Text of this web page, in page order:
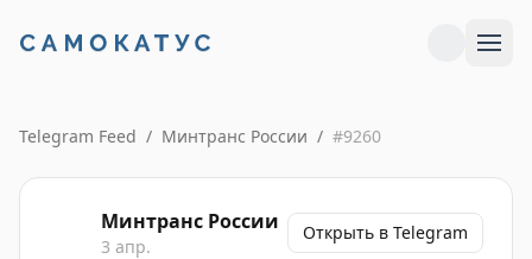
Telegram Feed / Минтранс России / #9260
Минтранс России
3 апр.
Открыть в Telegram